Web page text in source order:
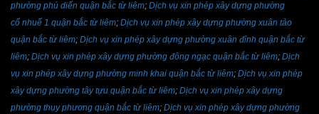
phường phú diến quận bắc từ liêm; Dịch vụ xin phép xây dựng phường
cổ nhuế 1 quận bắc từ liêm; Dịch vụ xin phép xây dựng phường xuân tảo
quận bắc từ liêm; Dịch vụ xin phép xây dựng phường xuân đỉnh quận bắc từ
liêm; Dịch vụ xin phép xây dựng phường đông ngạc quận bắc từ liêm; Dịch
vụ xin phép xây dựng phường minh khai quận bắc từ liêm; Dịch vụ xin phép
xây dựng phường tây tựu quận bắc từ liêm; Dịch vụ xin phép xây dựng
phường thụy phương quận bắc từ liêm; Dịch vụ xin phép xây dựng phường